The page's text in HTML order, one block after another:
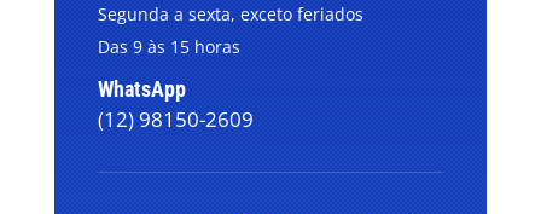
Segunda a sexta, exceto feriados
Das 9 às 15 horas
WhatsApp
(12) 98150-2609